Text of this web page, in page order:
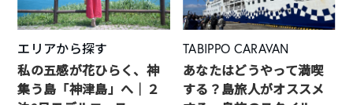
エリアから探す
私の五感が花ひらく、神
集う島「神津島」へ｜２
TABIPPO CARAVAN
あなたはどうやって満喫
する？島旅人がオススメ